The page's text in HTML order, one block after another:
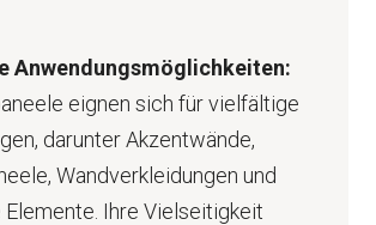
Anwendungsmöglichkeiten:
eignen sich für vielfältige
darunter Akzentwände,
Wandverkleidungen und
Ihre Vielseitigkeit